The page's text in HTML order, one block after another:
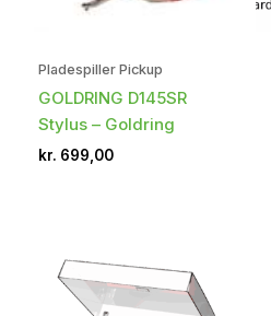
Pladespiller Pickup
GOLDRING D145SR
Stylus – Goldring
kr. 699,00